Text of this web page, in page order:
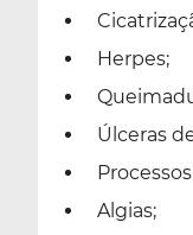
Herpes;
Úlceras
Algias;